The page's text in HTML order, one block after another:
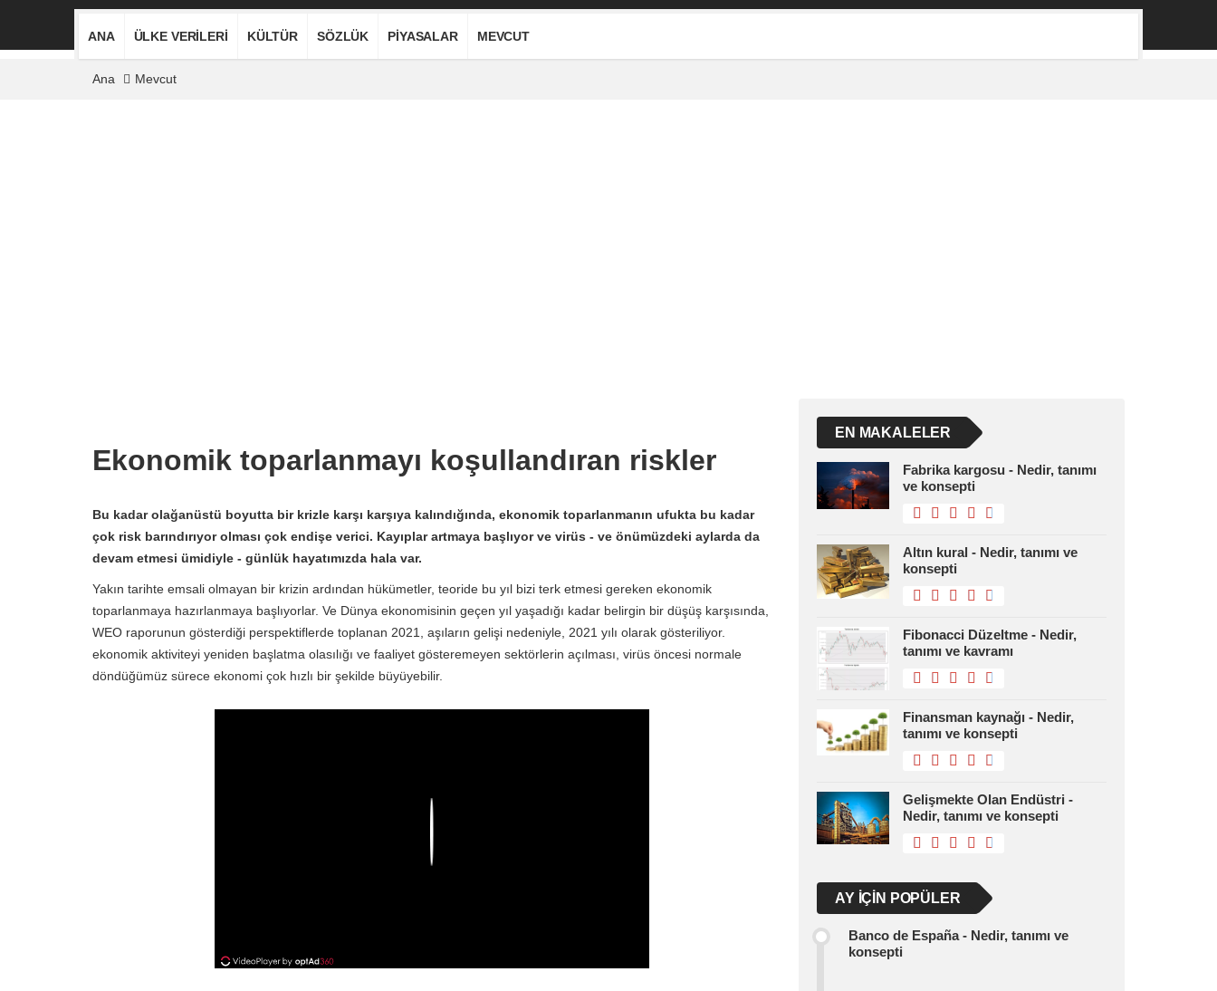
ANA ÜLKE VERILERI KÜLTÜR SÖZLÜK PIYASALAR MEVCUT
Ana Mevcut
Ekonomik toparlanmayı koşullandıran riskler
Bu kadar olağanüstü boyutta bir krizle karşı karşıya kalındığında, ekonomik toparlanmanın ufukta bu kadar
çok risk barındırıyor olması çok endişe verici. Kayıplar artmaya başlıyor ve virüs - ve önümüzdeki aylarda da
devam etmesi ümidiyle - günlük hayatımızda hala var.
Yakın tarihte emsali olmayan bir krizin ardından hükümetler, teoride bu yıl bizi terk etmesi gereken ekonomik
toparlanmaya hazırlanmaya başlıyorlar. Ve Dünya ekonomisinin geçen yıl yaşadığı kadar belirgin bir düşüş karşısında,
WEO raporunun gösterdiği perspektiflerde toplanan 2021, aşıların gelişi nedeniyle, 2021 yılı olarak gösteriliyor.
ekonomik aktiviteyi yeniden başlatma olasılığı ve faaliyet gösteremeyen sektörlerin açılması, virüs öncesi normale
döndüğümüz sürece ekonomi çok hızlı bir şekilde büyüyebilir.
EN MAKALELER
Fabrika kargosu - Nedir, tanımı
ve konsepti
Altın kural - Nedir, tanımı ve
konsepti
Fibonacci Düzeltme - Nedir,
tanımı ve kavramı
Finansman kaynağı - Nedir,
tanımı ve konsepti
Gelişmekte Olan Endüstri -
Nedir, tanımı ve konsepti
AY IÇIN POPÜLER
Banco de España - Nedir, tanımı ve
konsepti